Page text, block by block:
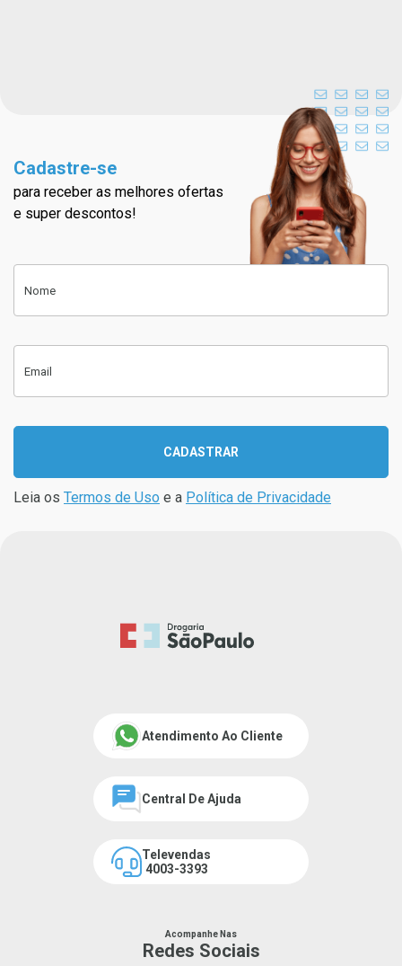
Cadastre-se na nossa
Cadastre-se
para receber as melhores ofertas
e super descontos!
Nome
Email
CADASTRAR
Leia os Termos de Uso e a Política de Privacidade
Atendimento Ao Cliente
Central De Ajuda
Televendas
4003-3393
Acompanhe Nas
Redes Sociais